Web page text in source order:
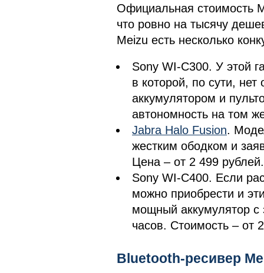
Официальная стоимость
что ровно на тысячу
Meizu есть несколько
Sony WI-C300. У этой
в которой, по сути,
аккумулятором и
автономность на том
Jabra Halo Fusion.
жестким ободком и
Цена – от 2 499 рублей.
Sony WI-C400. Если
можно приобрести и
мощный аккумулятор
часов. Стоимость – от
Bluetooth-ресивер